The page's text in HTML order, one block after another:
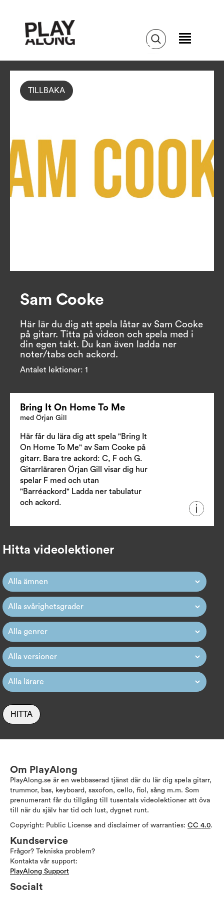
TILLBAKA
Sam Cooke
Här lär du dig att spela låtar av Sam Cooke
på gitarr. Titta på videon och spela med i
din egen takt. Du kan även ladda ner
noter/tabs och ackord.
Antalet lektioner: 1
Bring It On Home To Me
med Örjan Gill
Här får du lära dig att spela "Bring It
On Home To Me" av Sam Cooke på
gitarr. Bara tre ackord: C, F och G.
Gitarrläraren Örjan Gill visar dig hur
spelar F med och utan
"Barréackord" Ladda ner tabulatur
och ackord.
Hitta videolektioner
HITTA
Om PlayAlong
PlayAlong.se är en webbaserad tjänst där du lär dig spela gitarr,
trummor, bas, keyboard, saxofon, cello, fiol, sång m.m. Som
prenumerant får du tillgång till tusentals videolektioner att öva
till när du själv har tid och lust, dygnet runt.
Copyright: Public License and disclaimer of warranties: CC 4.0.
Kundservice
Frågor? Tekniska problem?
Kontakta vår support:
PlayAlong Support
Socialt